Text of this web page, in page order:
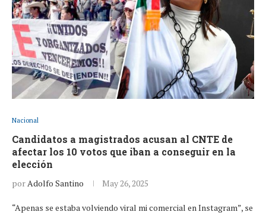
Nacional
Candidatos a magistrados acusan al CNTE de
afectar los 10 votos que iban a conseguir en la
elección
porAdolfo Santino May 26, 2025
“Apenas se estaba volviendo viral mi comercial en Instagram”, se